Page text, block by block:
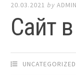
20.03.2021 byADMIN
Сайт
UNCATEGORIZED